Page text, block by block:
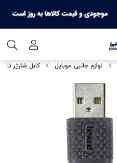
لوازم جانبی موبایل کابل شارژر